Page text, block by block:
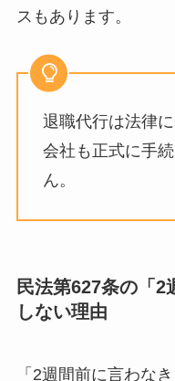
スもあります。
退職代行は法律
会社も正式に手
ん。
民法第627条の「
しない理由
「2週間前に言わな